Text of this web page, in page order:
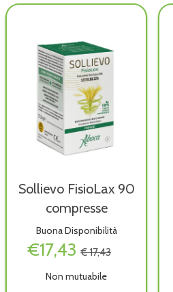
Sollievo FisioLax 90
compresse
Buona Disponibilità
€17,43 € 17,43
Non mutuabile